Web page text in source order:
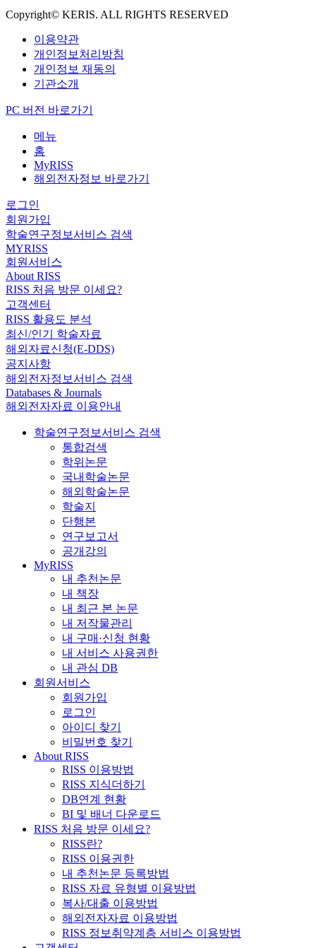
Copyright© KERIS. ALL RIGHTS RESERVED
이용약관
개인정보처리방침
개인정보 재동의
기관소개
PC 버전 바로가기
메뉴
홈
MyRISS
해외전자정보 바로가기
로그인
회원가입
학술연구정보서비스 검색
MYRISS
회원서비스
About RISS
RISS 처음 방문 이세요?
고객센터
RISS 활용도 분석
최신/인기 학술자료
해외자료신청(E-DDS)
공지사항
해외전자정보서비스 검색
Databases & Journals
해외전자자료 이용안내
학술연구정보서비스 검색
통합검색
학위논문
국내학술논문
해외학술논문
학술지
단행본
연구보고서
공개강의
MyRISS
내 추천논문
내 책장
내 최근 본 논문
내 저작물관리
내 구매·신청 현황
내 서비스 사용권한
내 관심 DB
회원서비스
회원가입
로그인
아이디 찾기
비밀번호 찾기
About RISS
RISS 이용방법
RISS 지식더하기
DB연계 현황
BI 및 배너 다운로드
RISS 처음 방문 이세요?
RISS란?
RISS 이용권한
내 추천논문 등록방법
RISS 자료 유형별 이용방법
복사/대출 이용방법
해외전자자료 이용방법
RISS 정보취약계층 서비스 이용방법